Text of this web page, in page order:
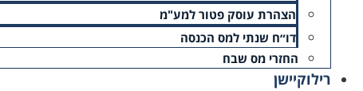
הצהרת עוסק פטור למע"מ
דו״ח שנתי למס הכנסה
החזרי מס שבח
רילוקיישן